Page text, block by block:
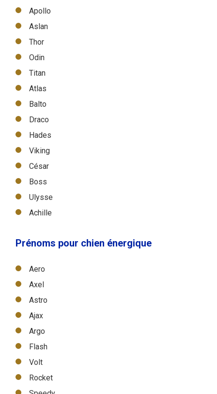
Apollo
Aslan
Thor
Odin
Titan
Atlas
Balto
Draco
Hades
Viking
César
Boss
Ulysse
Achille
Prénoms pour chien énergique
Aero
Axel
Astro
Ajax
Argo
Flash
Volt
Rocket